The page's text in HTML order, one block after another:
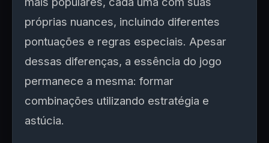
próprias nuances, incluindo diferentes
pontuações e regras especiais. Apesar
dessas diferenças, a essência do jogo
permanece a mesma: formar
combinações utilizando estratégia e
astúcia.